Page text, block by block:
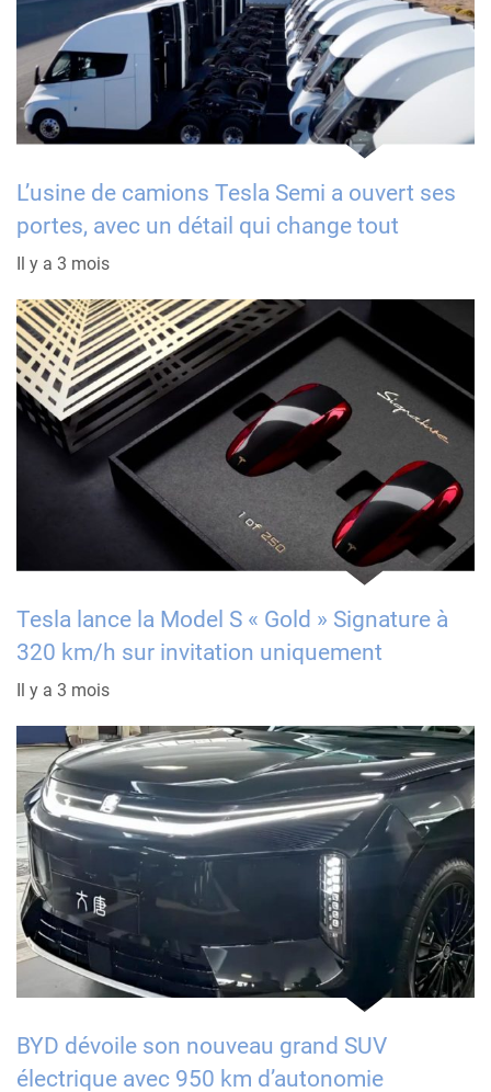
L’usine de camions Tesla Semi a ouvert ses
portes, avec un détail qui change tout
Il y a 3 mois
Tesla lance la Model S « Gold » Signature à
320 km/h sur invitation uniquement
Il y a 3 mois
BYD dévoile son nouveau grand SUV
électrique avec 950 km d’autonomie